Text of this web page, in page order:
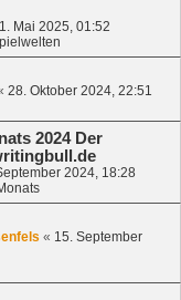
1. Mai 2025, 01:52
28. Oktober 2024, 22:51
2024 Der
2024, 18:28
« 15. September